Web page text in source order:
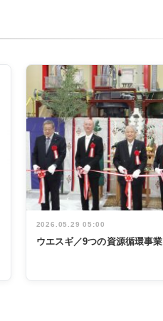
2026.05.29 05:00
ウエスギ／9つの資源循環事業